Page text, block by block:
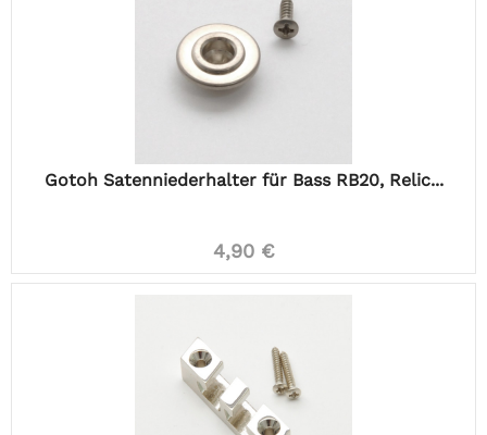
Gotoh Satenniederhalter für Bass RB20, Relic...
4,90 €